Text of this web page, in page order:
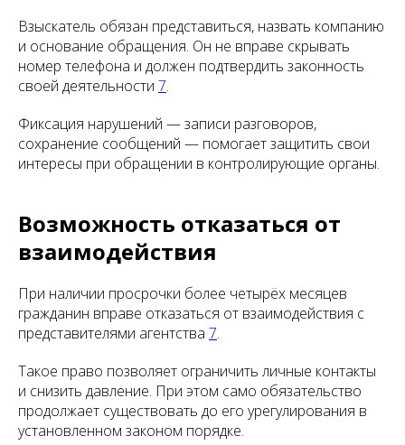
Взыскатель обязан представиться, назвать компанию
и основание обращения. Он не вправе скрывать
номер телефона и должен подтвердить законность
своей деятельности 7.
Фиксация нарушений — записи разговоров,
сохранение сообщений — помогает защитить свои
интересы при обращении в контролирующие органы.
Возможность отказаться от
взаимодействия
При наличии просрочки более четырёх месяцев
гражданин вправе отказаться от взаимодействия с
представителями агентства 7.
Такое право позволяет ограничить личные контакты
и снизить давление. При этом само обязательство
продолжает существовать до его урегулирования в
установленном законом порядке.